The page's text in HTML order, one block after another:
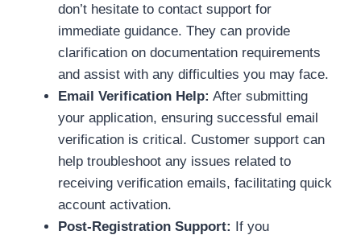
don’t hesitate to contact support for
immediate guidance. They can provide
clarification on documentation requirements
and assist with any difficulties you may face.
Email Verification Help: After submitting
your application, ensuring successful email
verification is critical. Customer support can
help troubleshoot any issues related to
receiving verification emails, facilitating quick
account activation.
Post-Registration Support: If you